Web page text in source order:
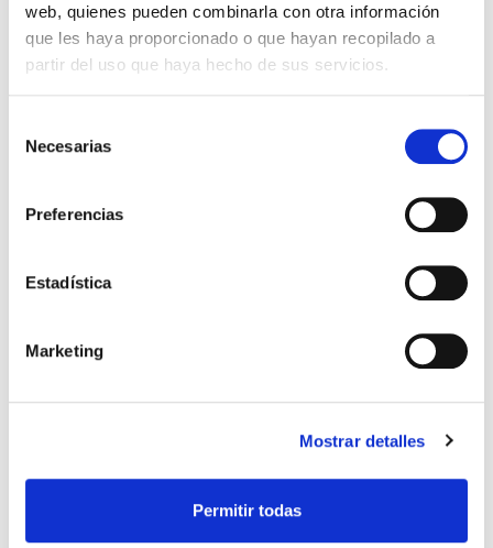
web, quienes pueden combinarla con otra información
que les haya proporcionado o que hayan recopilado a
partir del uso que haya hecho de sus servicios.
Necesarias
Preferencias
Estadística
Marketing
Mostrar detalles
Permitir todas
Search
Temas